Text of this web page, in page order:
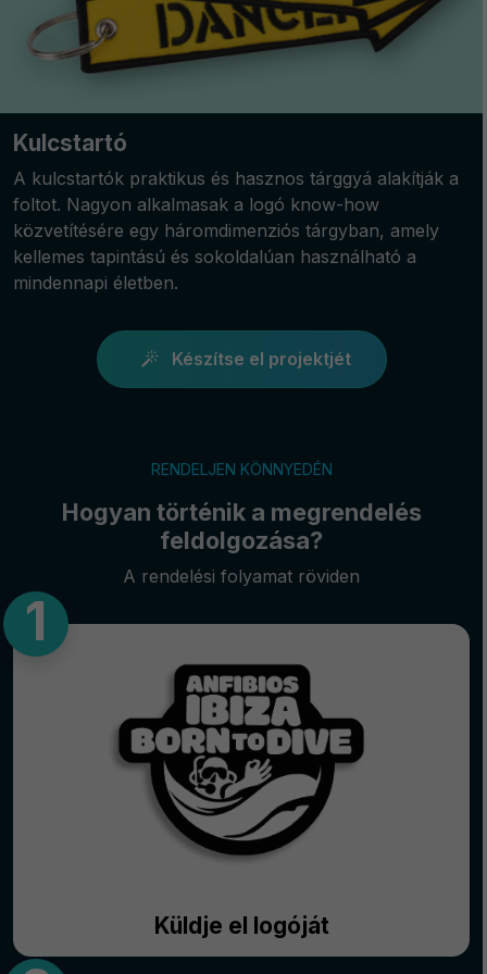
Kulcstartó
A kulcstartók praktikus és hasznos tárggyá alakítják a
foltot. Nagyon alkalmasak a logó know-how
közvetítésére egy háromdimenziós tárgyban, amely
kellemes tapintású és sokoldalúan használható a
mindennapi életben.
Készítse el projektjét
RENDELJEN KÖNNYEDÉN
Hogyan történik a megrendelés
feldolgozása?
A rendelési folyamat röviden
Küldje el logóját